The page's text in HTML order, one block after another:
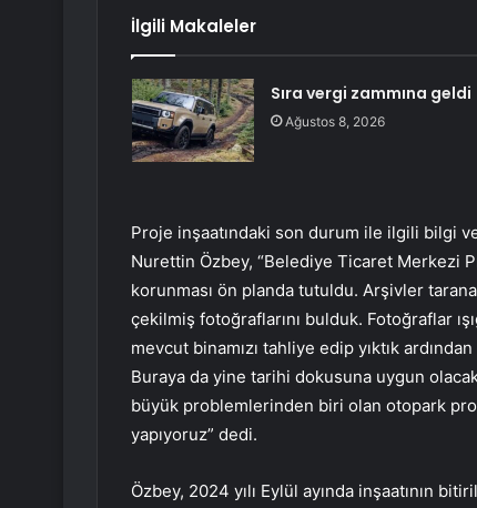
İlgili Makaleler
Sıra vergi zammına geldi
Ağustos 8, 2026
Proje inşaatındaki son durum ile ilgili bilgi
Nurettin Özbey, “Belediye Ticaret Merkezi
korunması ön planda tutuldu. Arşivler
çekilmiş fotoğraflarını bulduk. Fotoğraflar
mevcut binamızı tahliye edip yıktık
Buraya da yine tarihi dokusuna uygun
büyük problemlerinden biri olan otopark
yapıyoruz” dedi.
Özbey, 2024 yılı Eylül ayında inşaatının